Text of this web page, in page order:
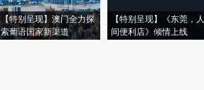
【特别呈现】澳门全力探
索葡语国家新渠道
【特别呈现】《东莞，人
间便利店》倾情上线